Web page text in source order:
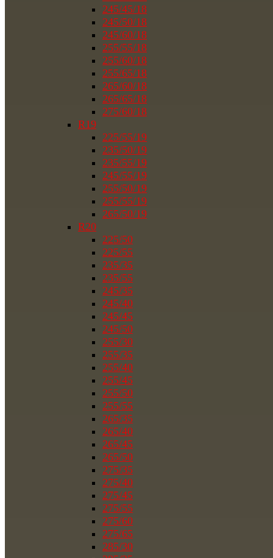
245/45/18
245/50/18
245/60/18
255/55/18
255/60/18
255/65/18
265/60/18
265/65/18
275/60/18
R19
225/55/19
235/50/19
235/55/19
245/55/19
255/50/19
255/55/19
265/50/19
R20
225/50
225/55
235/35
235/55
245/35
245/40
245/45
245/50
255/30
255/35
255/40
255/45
255/50
255/55
265/35
265/40
265/45
265/50
275/35
275/40
275/45
275/55
275/60
275/65
285/30